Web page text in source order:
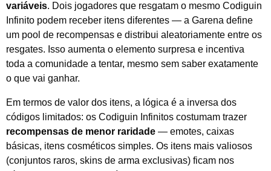
variáveis. Dois jogadores que resgatam o mesmo Codiguin
Infinito podem receber itens diferentes — a Garena define
um pool de recompensas e distribui aleatoriamente entre os
resgates. Isso aumenta o elemento surpresa e incentiva
toda a comunidade a tentar, mesmo sem saber exatamente
o que vai ganhar.
Em termos de valor dos itens, a lógica é a inversa dos
códigos limitados: os Codiguin Infinitos costumam trazer
recompensas de menor raridade — emotes, caixas
básicas, itens cosméticos simples. Os itens mais valiosos
(conjuntos raros, skins de arma exclusivas) ficam nos